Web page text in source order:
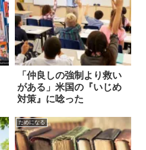
「仲良しの強制より救い
がある」米国の『いじめ
対策』に唸った
ためになる